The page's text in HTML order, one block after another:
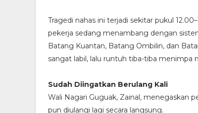
Tragedi nahas ini terjadi sekitar pukul
pekerja sedang menambang dengan
Batang Kuantan, Batang Ombilin, dan
sangat labil, lalu runtuh tiba-tiba menimpa
Sudah Diingatkan Berulang Kali
Wali Nagari Guguak, Zainal, menegaskan
pun diulangi lagi secara langsung.